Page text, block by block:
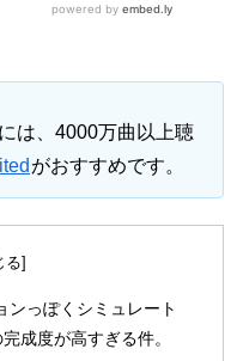
は、4000万曲以上聴
がおすすめです。
ンっぽくシミュレート
成度が高すぎる件。